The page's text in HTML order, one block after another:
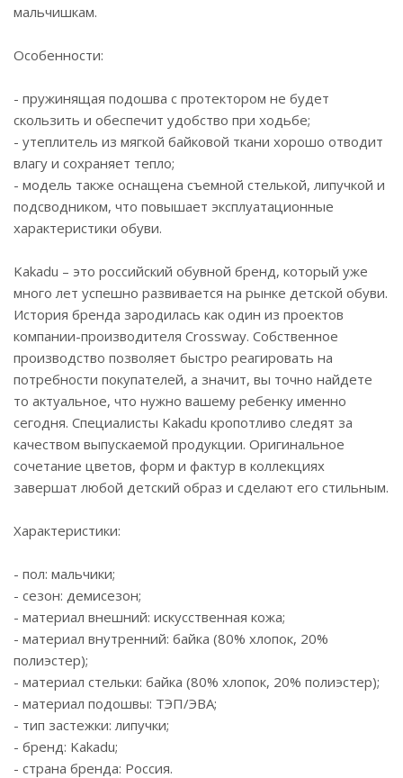
мальчишкам.
Особенности:
- пружинящая подошва с протектором не будет
скользить и обеспечит удобство при ходьбе;
- утеплитель из мягкой байковой ткани хорошо отводит
влагу и сохраняет тепло;
- модель также оснащена съемной стелькой, липучкой и
подсводником, что повышает эксплуатационные
характеристики обуви.
Kakadu – это российский обувной бренд, который уже
много лет успешно развивается на рынке детской обуви.
История бренда зародилась как один из проектов
компании-производителя Crossway. Собственное
производство позволяет быстро реагировать на
потребности покупателей, а значит, вы точно найдете
то актуальное, что нужно вашему ребенку именно
сегодня. Специалисты Kakadu кропотливо следят за
качеством выпускаемой продукции. Оригинальное
сочетание цветов, форм и фактур в коллекциях
завершат любой детский образ и сделают его стильным.
Характеристики:
- пол: мальчики;
- сезон: демисезон;
- материал внешний: искусственная кожа;
- материал внутренний: байка (80% хлопок, 20%
полиэстер);
- материал стельки: байка (80% хлопок, 20% полиэстер);
- материал подошвы: ТЭП/ЭВА;
- тип застежки: липучки;
- бренд: Kakadu;
- страна бренда: Россия.